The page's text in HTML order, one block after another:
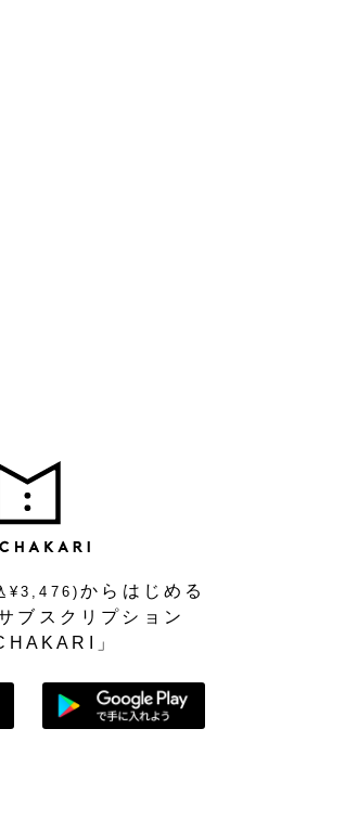
¥3,476)からはじめる
ブスクリプション
」
App Storeからダウンロード